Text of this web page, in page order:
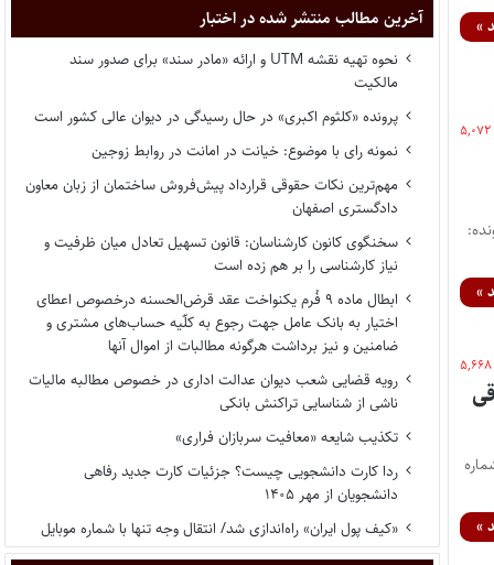
»
۵,۰۷۲
7/1405/130 شماره پرونده:
»
۵,۶۶۸
کل حقوقی قوه قضاییه جزئیات نظریه شماره نظریه: 7/1404/284 شماره
»
آخرین مطالب منتشر شده در اختبار
نحوه تهیه نقشه UTM و ارائه «مادر سند» برای صدور سند
مالکیت
پرونده «کلثوم اکبری» در حال رسیدگی در دیوان عالی کشور است
نمونه رای با موضوع: خیانت در امانت در روابط زوجین
مهم‌ترین نکات حقوقی قرارداد پیش‌فروش ساختمان از زبان معاون
دادگستری اصفهان
سخنگوی کانون کارشناسان: قانون تسهیل تعادل میان ظرفیت و
نیاز کارشناسی را بر هم زده است
ابطال ماده ۹ فُرم یکنواخت عقد قرض‌الحسنه درخصوص اعطای
اختیار به بانک عامل جهت رجوع به کلّیه حساب‌های مشتری و
ضامنین و نیز برداشت هرگونه مطالبات از اموال آنها
رویه قضایی شعب دیوان عدالت اداری در خصوص مطالبه مالیات
ناشی از شناسایی تراکنش بانکی
تکذیب شایعه «معافیت سربازان فراری»
ردا کارت دانشجویی چیست؟ جزئیات کارت جدید رفاهی
دانشجویان از مهر ۱۴۰۵
«کیف پول ایران» راه‌اندازی شد/ انتقال وجه تنها با شماره موبایل